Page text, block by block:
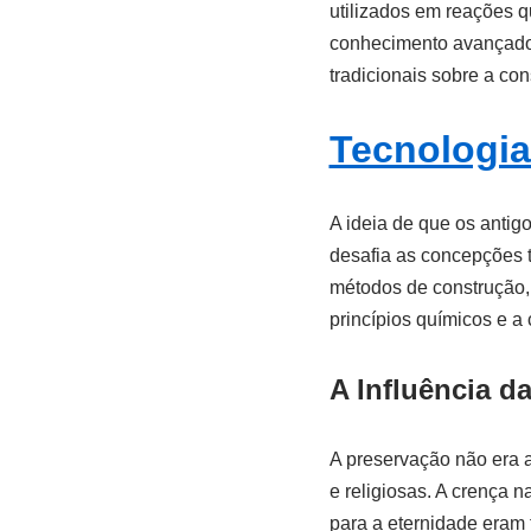
utilizados em reações
conhecimento
tradicionais sobre a
A ideia de que os
desafia as concepções
métodos de
princípios químicos e a
A Influência
A preservação não era
e religiosas. A crença
para a eternidade